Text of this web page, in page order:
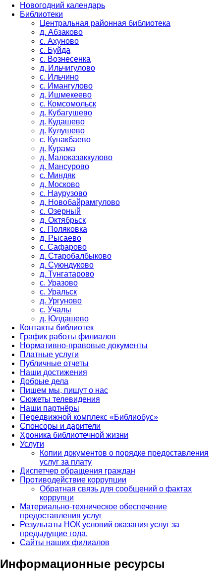
Новогодний календарь
Библиотеки
Центральная районная библиотека
д. Абзаково
с. Ахуново
с. Буйда
с. Вознесенка
д. Ильчигулово
с. Ильчино
с. Имангулово
д. Ишмекеево
с. Комсомольск
д. Кубагушево
д. Кудашево
д. Кулушево
с. Кунакбаево
д. Курама
д. Малоказаккулово
д. Мансурово
с. Миндяк
д. Москово
с. Наурузово
д. Новобайрамгулово
с. Озерный
д. Октябрьск
с. Поляковка
д. Рысаево
с. Сафарово
д. Старобалбыково
д. Суюндуково
д. Тунгатарово
с. Уразово
с. Уральск
д. Ургуново
с. Учалы
д. Юлдашево
Контакты библиотек
График работы филиалов
Нормативно-правовые документы
Платные услуги
Публичные отчеты
Наши достижения
Добрые дела
Пишем мы, пишут о нас
Сюжеты телевидения
Наши партнёры
Передвижной комплекс «Библиобус»
Спонсоры и дарители
Хроника библиотечной жизни
Услуги
Копии документов о порядке предоставления
услуг за плату
Диспетчер обращения граждан
Противодействие коррупции
Обратная связь для сообщений о фактах
коррупци
Материально-техническое обеспечение
предоставления услуг
Результаты НОК условий оказания услуг за
предыдущие года.
Сайты наших филиалов
Информационные ресурсы